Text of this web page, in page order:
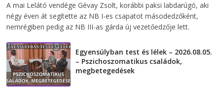
A mai Lelátó vendége Gévay Zsolt, korábbi paksi labdarúgó, aki
négy éven át segítette az NB I-es csapatot másodedzőként,
nemrégiben pedig az NB III-as gárda új vezetőedzője lett.
Egyensúlyban test és lélek – 2026.08.05.
– Pszichoszomatikus családok,
megbetegedések